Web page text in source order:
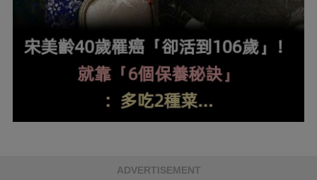
ADVERTISEMENT